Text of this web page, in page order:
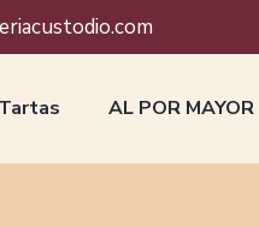
Tartas AL POR MAYOR